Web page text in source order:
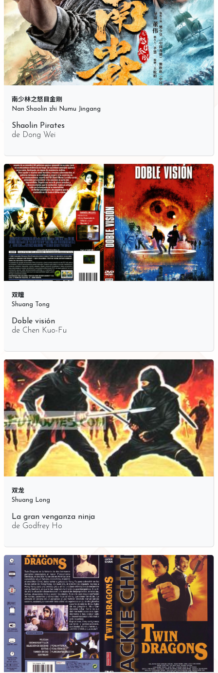
南少林之怒目金刚
Nan Shaolin zhi Numu Jingang
Shaolin Pirates
de Dong Wei
双瞳
Shuang Tong
Doble visión
de Chen Kuo-Fu
双龙
Shuang Long
La gran venganza ninja
de Godfrey Ho